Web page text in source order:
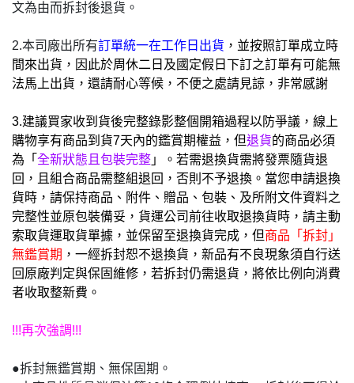
文為由而拆封後退貨。
2.本司廠出所有訂單統一在工作日出貨 ，並按照訂單成立時
間來出貨，因此於周休二日及國定假日下訂之訂單有可能無
法馬上出貨，還請耐心等候，不便之處請見諒，非常感謝
3.建議買家收到貨後完整錄影整個開箱過程以防爭議，線上
購物享有商品到貨7天內的鑑賞期權益，但退貨的商品必須
為「 全新狀態且包裝完整 」。若需退換貨需將發票隨貨退
回，且組合商品需整組退回，否則不予退換。當您申請退換
貨時，請保持商品、附件、贈品、包裝、及所附文件資料之
完整性並原包裝備妥，貨運公司前往收取退換貨時，請主動
索取貨運取貨單據，並保留至退換貨完成，但商品「拆封」
無鑑賞期 ，一經拆封恕不退換貨，新品有不良現象須自行送
回原廠判定與保固維修，若拆封仍需退貨，將依比例向消費
者收取整新費。
!!!再次強調!!!
●拆封無鑑賞期、無保固期。